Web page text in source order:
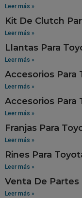
Leer más »
Kit De Clutch
Leer más »
Llantas Para
Leer más »
Accesorios Para
Leer más »
Accesorios Para
Leer más »
Franjas Para
Leer más »
Rines Para
Leer más »
Venta De Partes
Leer más »